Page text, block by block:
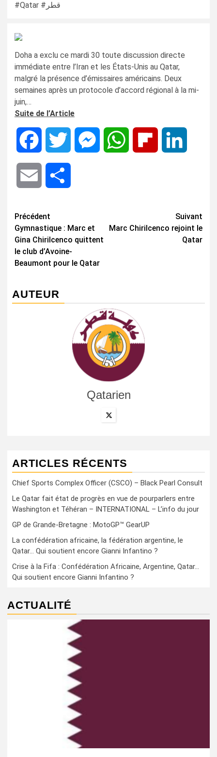
#Qatar #قطر
Doha a exclu ce mardi 30 toute discussion directe
immédiate entre l’Iran et les États-Unis au Qatar,
malgré la présence d’émissaires américains. Deux
semaines après un protocole d’accord régional à la mi-
juin,…
Suite de l’Article
Facebook Twitter MessengerWhatsApp Flipboard
Email
Navigation
d’article
Précédent
Gymnastique : Marc et
Gina Chirilcenco quittent
le club d’Avoine-
Beaumont pour le Qatar
Suivant
Marc Chirilcenco rejoint le
Qatar
AUTEUR
Qatarien
ARTICLES RÉCENTS
Chief Sports Complex Officer (CSCO) – Black Pearl Consult
Le Qatar fait état de progrès en vue de pourparlers entre
Washington et Téhéran – INTERNATIONAL – L’info du jour
GP de Grande-Bretagne : MotoGP™ GearUP
La confédération africaine, la fédération argentine, le
Qatar… Qui soutient encore Gianni Infantino ?
Crise à la Fifa : Confédération Africaine, Argentine, Qatar…
Qui soutient encore Gianni Infantino ?
ACTUALITÉ